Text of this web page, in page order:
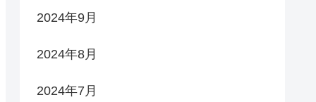
2024年9月
2024年8月
2024年7月